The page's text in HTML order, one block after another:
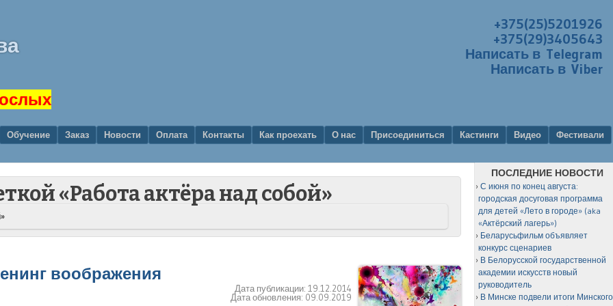
+375(25)5201926
+375(29)3405643
Написать в Telegram
Написать в Viber
Обучение Заказ Новости Оплата Контакты Как проехать О нас Присоединиться Кастинги Видео
Фестивали
«Работа актёра над собой»
воображения
Дата публикации:19.12.2014
Дата обновления: 09.09.2019
ПОСЛЕДНИЕ НОВОСТИ
С июня по конец августа:
городская досуговая программа
для детей «Лето в городе» (aka
«Актёрский лагерь»)
Беларусьфильм объявляет
конкурс сценариев
В Белорусской государственной
академии искусств новый
руководитель
В Минске подвели итоги Минского